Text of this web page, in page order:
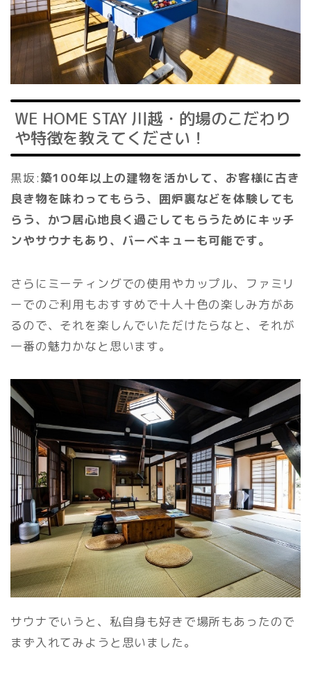
WE HOME STAY 川越・的場のこだわり
や特徴を教えてください！
黒坂:築100年以上の建物を活かして、お客様に古き
良き物を味わってもらう、囲炉裏などを体験しても
らう、かつ居心地良く過ごしてもらうためにキッチ
ンやサウナもあり、バーベキューも可能です。
さらにミーティングでの使用やカップル、ファミリ
ーでのご利用もおすすめで十人十色の楽しみ方があ
るので、それを楽しんでいただけたらなと、それが
一番の魅力かなと思います。
サウナでいうと、私自身も好きで場所もあったので
まず入れてみようと思いました。